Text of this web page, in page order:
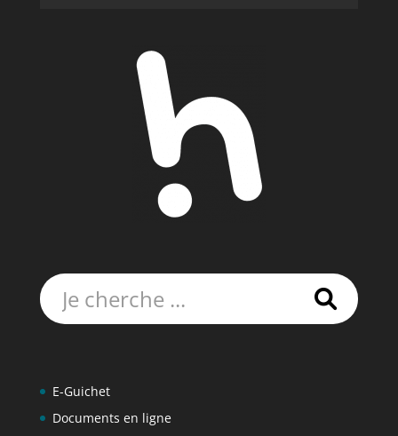
E-Guichet
Documents en ligne